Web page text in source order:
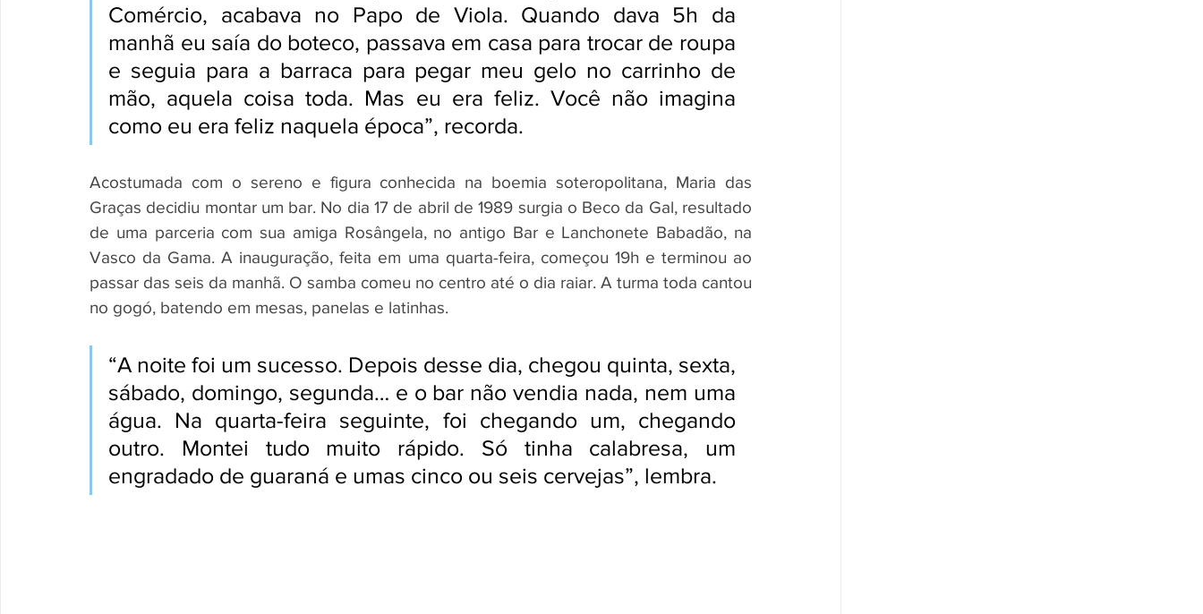
Comércio, acabava no Papo de Viola. Quando dava 5h da
manhã eu saía do boteco, passava em casa para trocar de roupa
e seguia para a barraca para pegar meu gelo no carrinho de
mão, aquela coisa toda. Mas eu era feliz. Você não imagina
como eu era feliz naquela época”, recorda.
Acostumada com o sereno e figura conhecida na boemia soteropolitana, Maria das
Graças decidiu montar um bar. No dia 17 de abril de 1989 surgia o Beco da Gal, resultado
de uma parceria com sua amiga Rosângela, no antigo Bar e Lanchonete Babadão, na
Vasco da Gama. A inauguração, feita em uma quarta-feira, começou 19h e terminou ao
passar das seis da manhã. O samba comeu no centro até o dia raiar. A turma toda cantou
no gogó, batendo em mesas, panelas e latinhas.
“A noite foi um sucesso. Depois desse dia, chegou quinta, sexta,
sábado, domingo, segunda… e o bar não vendia nada, nem uma
água. Na quarta-feira seguinte, foi chegando um, chegando
outro. Montei tudo muito rápido. Só tinha calabresa, um
engradado de guaraná e umas cinco ou seis cervejas”, lembra.